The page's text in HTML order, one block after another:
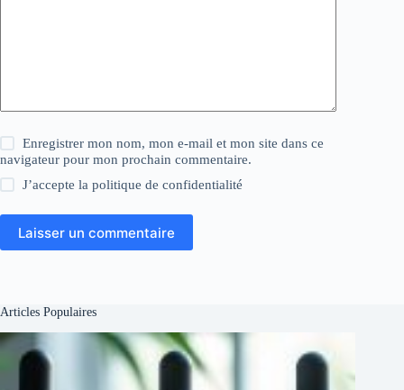
Enregistrer mon nom, mon e-mail et mon site dans ce
navigateur pour mon prochain commentaire.
J’accepte lapolitique de confidentialité
Laisser un commentaire
Articles Populaires